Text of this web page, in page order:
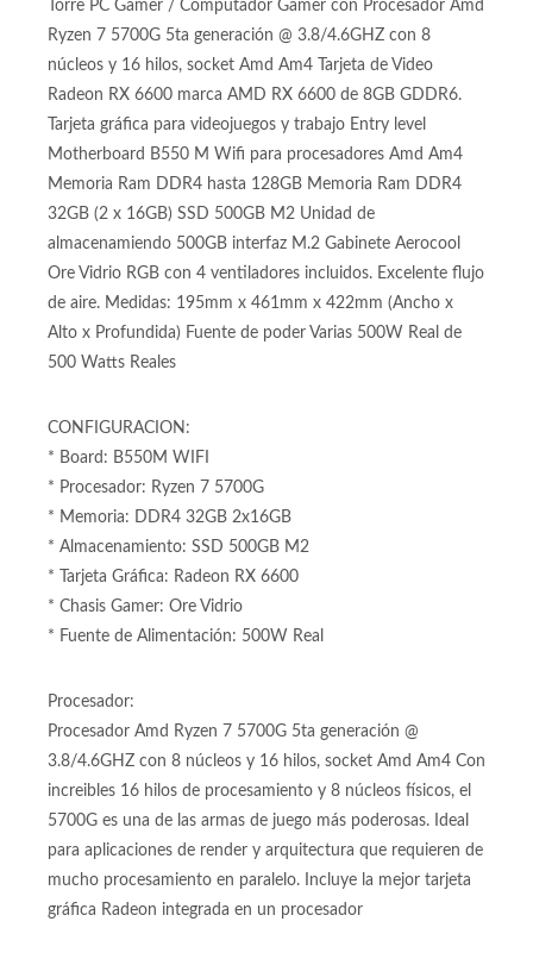
Torre PC Gamer / Computador Gamer con Procesador Amd
Ryzen 7 5700G 5ta generación @ 3.8/4.6GHZ con 8
núcleos y 16 hilos, socket Amd Am4 Tarjeta de Video
Radeon RX 6600 marca AMD RX 6600 de 8GB GDDR6.
Tarjeta gráfica para videojuegos y trabajo Entry level
Motherboard B550 M Wifi para procesadores Amd Am4
Memoria Ram DDR4 hasta 128GB Memoria Ram DDR4
32GB (2 x 16GB) SSD 500GB M2 Unidad de
almacenamiendo 500GB interfaz M.2 Gabinete Aerocool
Ore Vidrio RGB con 4 ventiladores incluidos. Excelente flujo
de aire. Medidas: 195mm x 461mm x 422mm (Ancho x
Alto x Profundida) Fuente de poder Varias 500W Real de
500 Watts Reales
CONFIGURACION:
* Board: B550M WIFI
* Procesador: Ryzen 7 5700G
* Memoria: DDR4 32GB 2x16GB
* Almacenamiento: SSD 500GB M2
* Tarjeta Gráfica: Radeon RX 6600
* Chasis Gamer: Ore Vidrio
* Fuente de Alimentación: 500W Real
Procesador:
Procesador Amd Ryzen 7 5700G 5ta generación @
3.8/4.6GHZ con 8 núcleos y 16 hilos, socket Amd Am4 Con
increibles 16 hilos de procesamiento y 8 núcleos físicos, el
5700G es una de las armas de juego más poderosas. Ideal
para aplicaciones de render y arquitectura que requieren de
mucho procesamiento en paralelo. Incluye la mejor tarjeta
gráfica Radeon integrada en un procesador